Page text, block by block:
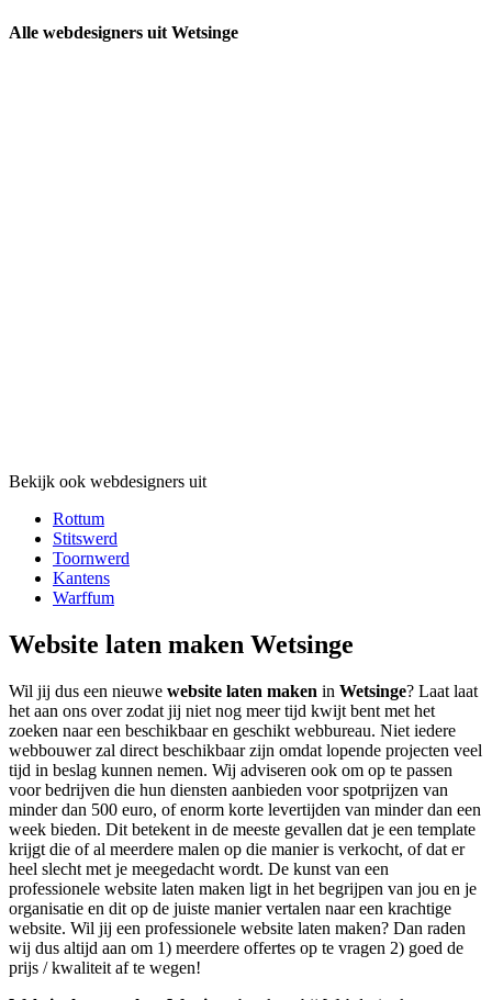
Alle webdesigners uit Wetsinge
Bekijk ook webdesigners uit
Rottum
Stitswerd
Toornwerd
Kantens
Warffum
Website laten maken Wetsinge
Wil jij dus een nieuwe website laten maken in Wetsinge? Laat laat
het aan ons over zodat jij niet nog meer tijd kwijt bent met het
zoeken naar een beschikbaar en geschikt webbureau. Niet iedere
webbouwer zal direct beschikbaar zijn omdat lopende projecten veel
tijd in beslag kunnen nemen. Wij adviseren ook om op te passen
voor bedrijven die hun diensten aanbieden voor spotprijzen van
minder dan 500 euro, of enorm korte levertijden van minder dan een
week bieden. Dit betekent in de meeste gevallen dat je een template
krijgt die of al meerdere malen op die manier is verkocht, of dat er
heel slecht met je meegedacht wordt. De kunst van een
professionele website laten maken ligt in het begrijpen van jou en je
organisatie en dit op de juiste manier vertalen naar een krachtige
website. Wil jij een professionele website laten maken? Dan raden
wij dus altijd aan om 1) meerdere offertes op te vragen 2) goed de
prijs / kwaliteit af te wegen!